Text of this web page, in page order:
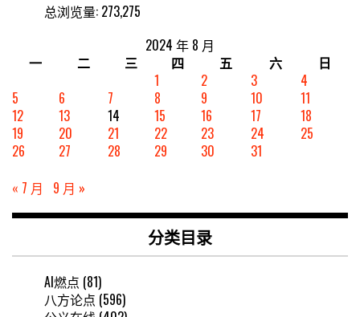
总浏览量: 273,275
2024 年 8 月
一
二 三 四 五 六
日
1
2 3
4
5
6 7 8 9 10
11
12
13 14 15 16 17
18
19
20 21 22 23 24
25
26
27 28 29 30
31
« 7 月
9 月 »
分类目录
AI燃点 (81)
八方论点 (596)